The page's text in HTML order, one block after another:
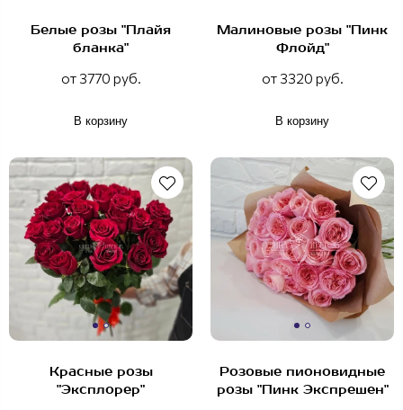
Белые розы "Плайя
бланка"
от 3770 руб.
В корзину
Малиновые розы "Пинк
Флойд"
от 3320 руб.
В корзину
Красные розы
"Эксплорер"
Розовые пионовидные
розы "Пинк Экспрешен"